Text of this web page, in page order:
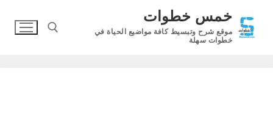
المحتوى
خمس خطوات
موقع شرح وتبسيط كافة مواضيع الحياة في
خطوات سهلة